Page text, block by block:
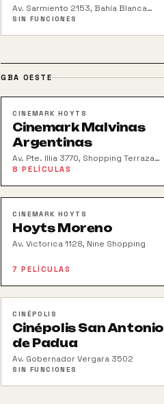
Av. Sarmiento 2153, Bahía Blanca
Plaza Shopping
SIN FUNCIONES
GBA OESTE
CINEMARK HOYTS
Cinemark Malvinas
Argentinas
Av. Pte. Illia 3770, Shopping Terrazas
de Mayo
8 PELÍCULAS
CINEMARK HOYTS
Hoyts Moreno
Av. Victorica 1128, Nine Shopping
7 PELÍCULAS
CINÉPOLIS
Cinépolis San Antonio
de Padua
Av. Gobernador Vergara 3502
SIN FUNCIONES